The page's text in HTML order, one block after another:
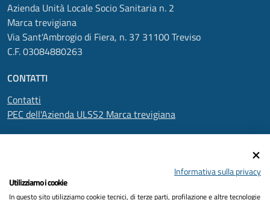
Azienda Unità Locale Socio Sanitaria n. 2
Marca trevigiana
Via Sant'Ambrogio di Fiera, n. 37 31100 Treviso
C.F. 03084880263
CONTATTI
Contatti
PEC dell'Azienda ULSS2 Marca trevigiana
Informativa sulla privacy
Utilizziamo i cookie
In questo sito utilizziamo cookie tecnici, di terze parti, profilazione e altre tecnologie